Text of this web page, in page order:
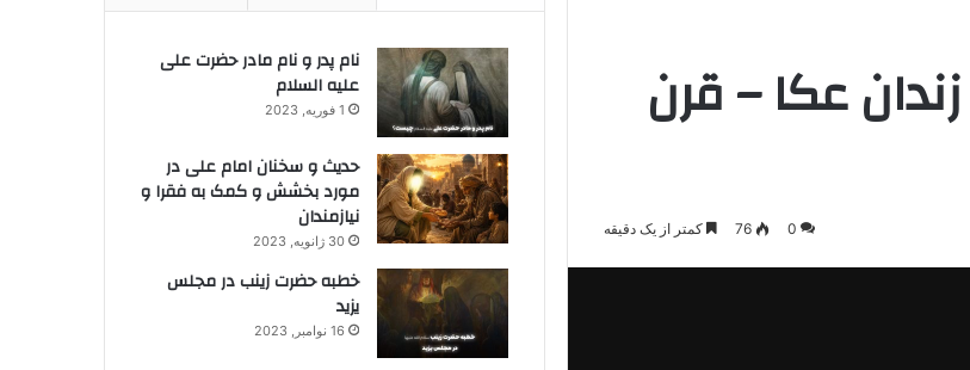
عکا – قرن
0
76 کمتر از یک دقیقه
نام پدر و نام مادر حضرت علی
علیه السلام
1 فوریه, 2023
حدیث و سخنان امام علی در
مورد بخشش و کمک به فقرا و
نیازمندان
30 ژانویه, 2023
خطبه حضرت زینب در مجلس
یزید
16 نوامبر, 2023